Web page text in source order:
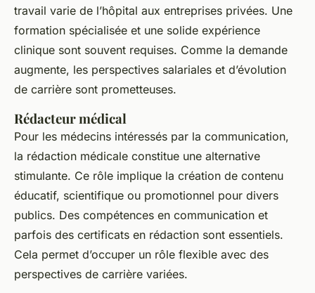
travail varie de l’hôpital aux entreprises privées. Une
formation spécialisée et une solide expérience
clinique sont souvent requises. Comme la demande
augmente, les perspectives salariales et d’évolution
de carrière sont prometteuses.
Rédacteur médical
Pour les médecins intéressés par la communication,
la rédaction médicale constitue une alternative
stimulante. Ce rôle implique la création de contenu
éducatif, scientifique ou promotionnel pour divers
publics. Des compétences en communication et
parfois des certificats en rédaction sont essentiels.
Cela permet d’occuper un rôle flexible avec des
perspectives de carrière variées.